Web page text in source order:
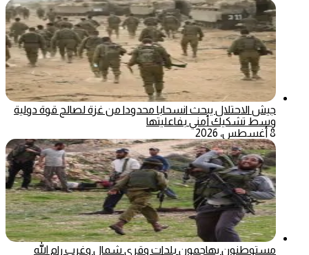
جيش الاحتلال يبحث انسحابا محدودا من غزة لصالح قوة دولية
وسط تشكيك أمني بفاعليتها
8 أغسطس، 2026
مستوطنون يهاجمون بلدات وقرى شمال وغرب رام الله